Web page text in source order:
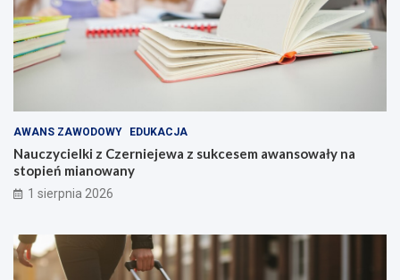
AWANS ZAWODOWY EDUKACJA
Nauczycielki z Czerniejewa z sukcesem awansowały na
stopień mianowany
1 sierpnia 2026